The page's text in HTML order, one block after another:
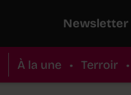
Newsletter
À la une • Terroir •